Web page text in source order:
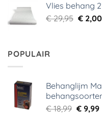
€
Vlies behang
€29,95 €2,00
POPULAIR
Behanglijm
€18,99 €9,99